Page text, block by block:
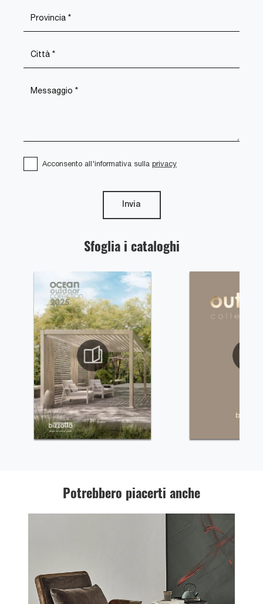
Sfoglia i cataloghi
Acconsento all'informativa sulla privacy
Invia
Potrebbero piacerti anche